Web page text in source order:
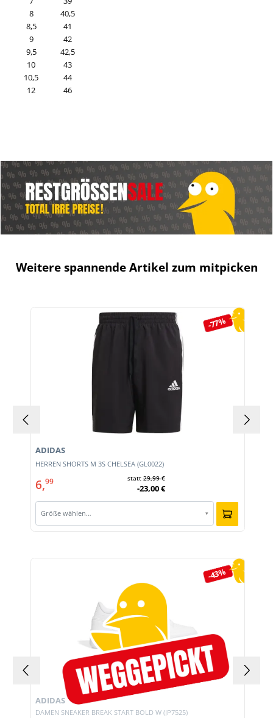
8
40,5
8,5
41
9
42
9,5
42,5
10
43
10,5
44
12
46
Weitere spannende Artikel zum mitpicken
Produktgalerie überspringen
-77%
HERREN SHORTS M 3S CHELSEA (GL0022)
ADIDAS
6,99 statt29,99 €
-23,00 €
Größe wählen… ▾
-43%
DAMEN SNEAKER BREAK START BOLD W (JP7525)
ADIDAS